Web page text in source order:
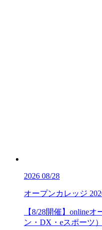
2026 08/28
オープンカレッジ
【8/28開催】online
ン・DX・eスポーツ）